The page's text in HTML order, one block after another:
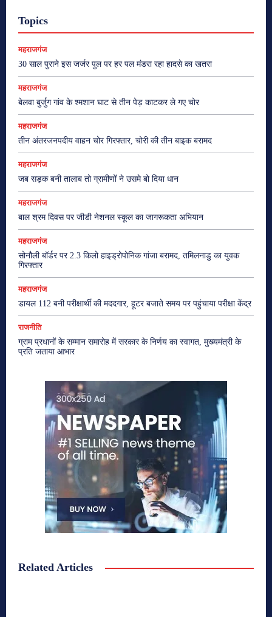
Topics
महराजगंज
30 साल पुराने इस जर्जर पुल पर हर पल मंडरा रहा हादसे का खतरा
महराजगंज
बेलवा बुर्जुग गांव के श्मशान घाट से तीन पेड़ काटकर ले गए चोर
महराजगंज
तीन अंतरजनपदीय वाहन चोर गिरफ्तार, चोरी की तीन बाइक बरामद
महराजगंज
जब सड़क बनी तालाब तो ग्रामीणों ने उसमे बो दिया धान
महराजगंज
बाल श्रम दिवस पर जीडी नेशनल स्कूल का जागरूकता अभियान
महराजगंज
सोनौली बॉर्डर पर 2.3 किलो हाइड्रोपोनिक गांजा बरामद, तमिलनाडु का युवक
गिरफ्तार
महराजगंज
डायल 112 बनी परीक्षार्थी की मददगार, हूटर बजाते समय पर पहुंचाया परीक्षा केंद्र
राजनीति
ग्राम प्रधानों के सम्मान समारोह में सरकार के निर्णय का स्वागत, मुख्यमंत्री के
प्रति जताया आभार
Related Articles